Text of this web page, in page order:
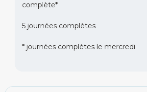
Accueil
Activités enfants
complète*
5 journées complètes
* journées complètes le mercredi